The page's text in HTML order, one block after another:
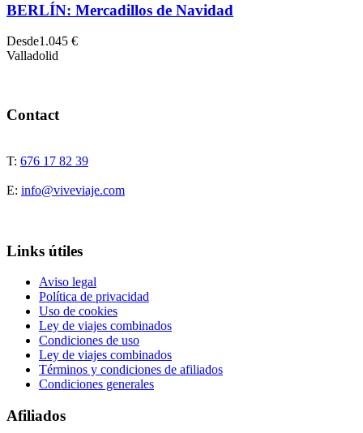
BERLÍN: Mercadillos de Navidad
Desde1.045 €
Valladolid
Contact
T: 676 17 82 39
E: info@viveviaje.com
Links útiles
Aviso legal
Política de privacidad
Uso de cookies
Ley de viajes combinados
Condiciones de uso
Ley de viajes combinados
Términos y condiciones de afiliados
Condiciones generales
Afiliados